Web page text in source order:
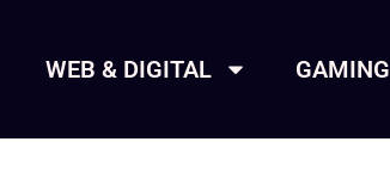
WEB & DIGITAL GAMING